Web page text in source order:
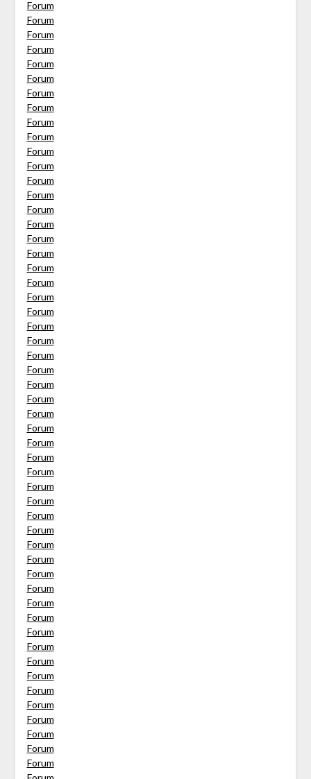
Forum
Forum
Forum
Forum
Forum
Forum
Forum
Forum
Forum
Forum
Forum
Forum
Forum
Forum
Forum
Forum
Forum
Forum
Forum
Forum
Forum
Forum
Forum
Forum
Forum
Forum
Forum
Forum
Forum
Forum
Forum
Forum
Forum
Forum
Forum
Forum
Forum
Forum
Forum
Forum
Forum
Forum
Forum
Forum
Forum
Forum
Forum
Forum
Forum
Forum
Forum
Forum
Forum